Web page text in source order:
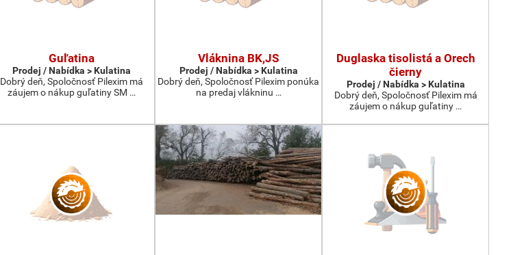
Guľatina
Prodej / Nabídka > Kulatina
Dobrý deň, Spoločnosť Pilexim má
záujem o nákup guľatiny SM …
Vláknina BK,JS
Prodej / Nabídka > Kulatina
Dobrý deň, Spoločnosť Pilexim ponúka
na predaj vlákninu …
Duglaska tisolistá a Orech
čierny
Prodej / Nabídka > Kulatina
Dobrý deň, Spoločnosť Pilexim má
záujem o nákup guľatiny …